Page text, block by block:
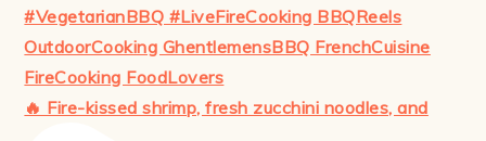
🔥 Fire-kissed shrimp, fresh zucchini noodles, and